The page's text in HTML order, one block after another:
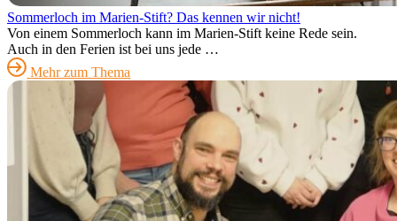
Sommerloch im Marien-Stift? Das kennen wir nicht!
Von einem Sommerloch kann im Marien-Stift keine Rede sein.
Auch in den Ferien ist bei uns jede …
Mehr zum Thema